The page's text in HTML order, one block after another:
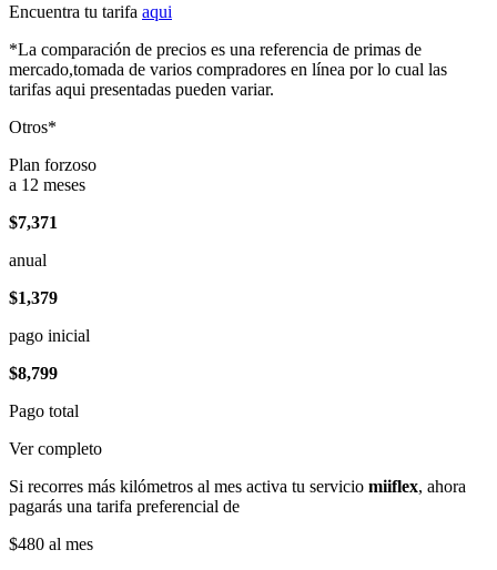
Encuentra tu tarifa aqui
*La comparación de precios es una referencia de primas de
mercado,tomada de varios compradores en línea por lo cual las
tarifas aqui presentadas pueden variar.
Otros*
Plan forzoso
a 12 meses
$7,371
anual
$1,379
pago inicial
$8,799
Pago total
Ver completo
Si recorres más kilómetros al mes activa tu servicio miiflex, ahora
pagarás una tarifa preferencial de
$480 al mes